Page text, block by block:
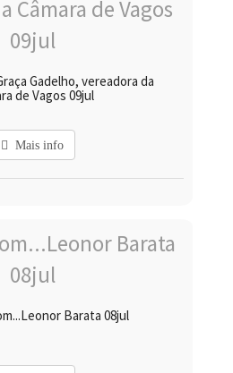
Gadelho, vereadora da
de Vagos 09jul
Mais info
Barata 08jul